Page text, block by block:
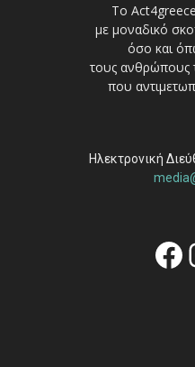
Το
με μοναδικό
όσο και
τους ανθρώπους
που
Ηλεκτρονική